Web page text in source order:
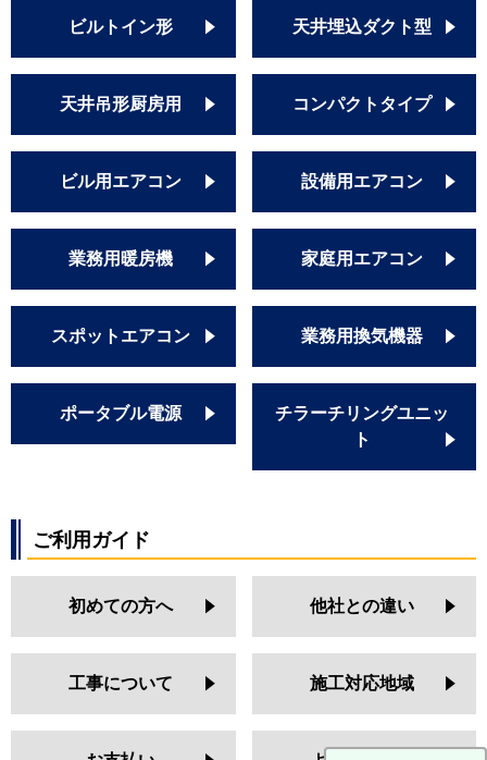
ビルトイン形 天井埋込ダクト型
天井吊形厨房用 コンパクトタイプ
ビル用エアコン 設備用エアコン
業務用暖房機 家庭用エアコン
スポットエアコン 業務用換気機器
ポータブル電源
チラーチリングユニッ
ト
ご利用ガイド
初めての方へ 他社との違い
工事について 施工対応地域